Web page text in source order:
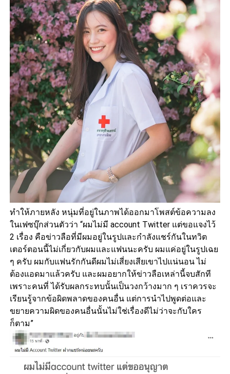
ทำให้ภายหลัง หนุ่มที่อยู่ในภาพได้ออกมาโพสต์ข้อความลง
ในเฟซบุ๊กส่วนตัวว่า “ผมไม่มี account Twitter แต่ขอแจงไว้
2 เรื่อง คือข่าวลือที่มีผมอยู่ในรูปและกำลังแชร์กันในทวิต
เตอร์ตอนนี้ไม่เกี่ยวกับผมและแฟนนะครับ ผมแค่อยู่ในรูปเฉย
ๆ ครับ ผมกับแฟนรักกันดีผมไม่เสี่ยงเสียเขาไปแน่นอน ไม่
ต้องแอดมาแล้วครับ และผมอยากให้ข่าวลือเหล่านี้จบสักที
เพราะคนที่ ได้รับผลกระทบนั้นเป็นวงกว้างมาก ๆ เราควรจะ
เรียนรู้จากข้อผิดพลาดของคนอื่น แต่การนำไปพูดต่อและ
ขยายความผิดของคนอื่นนั้นไม่ใช่เรื่องดีไม่ว่าจะกับใคร
ก็ตาม”